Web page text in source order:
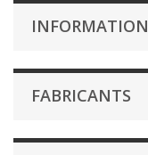
INFORMATION
FABRICANTS